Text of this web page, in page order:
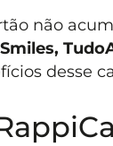
não
Smiles,
desse